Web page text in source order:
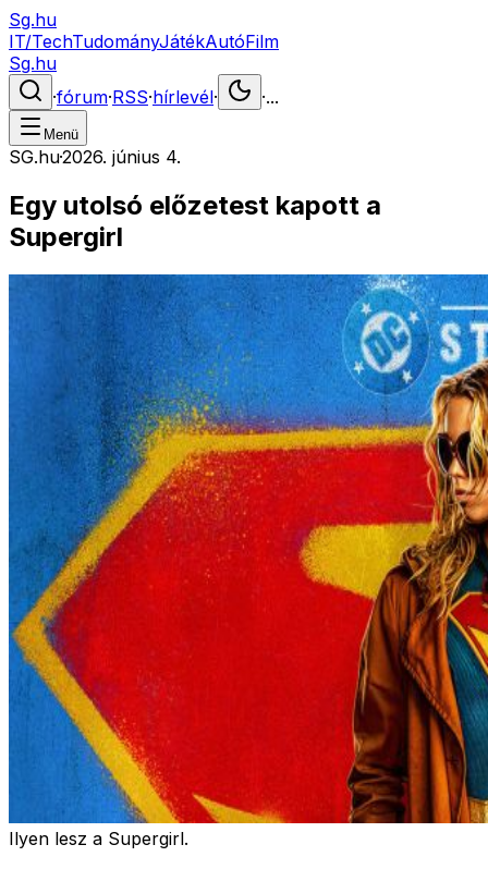
Sg.hu
IT/TechTudományJátékAutóFilm
Sg.hu
·fórum·RSS·hírlevél· ·...
Menü
SG.hu·2026. június 4.
Egy utolsó előzetest kapott a
Supergirl
Ilyen lesz a Supergirl.